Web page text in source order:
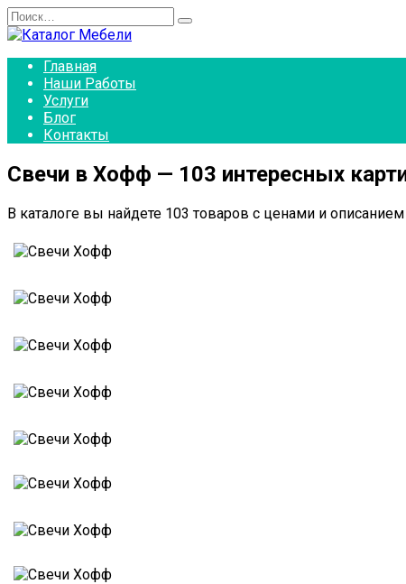
Перейти
к
Search
for:
Главная
Наши Работы
Услуги
Блог
Контакты
Свечи в Хофф — 103 интересных
В каталоге вы найдете 103 товаров с ценами и